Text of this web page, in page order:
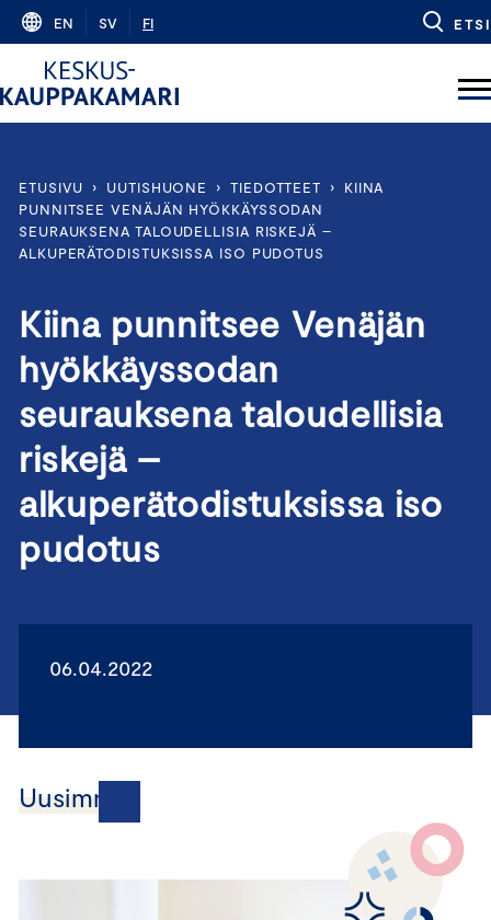
Skip
content
EN SV FI ETSI
ETUSIVU › UUTISHUONE › TIEDOTTEET ›
KIINA
PUNNITSEE VENÄJÄN HYÖKKÄYSSODAN
SEURAUKSENA TALOUDELLISIA RISKEJÄ –
ALKUPERÄTODISTUKSISSA ISO PUDOTUS
Kiina punnitsee Venäjän
hyökkäyssodan
seurauksena taloudellisia
riskejä –
alkuperätodistuksissa iso
pudotus
06.04.2022
Uusimmat